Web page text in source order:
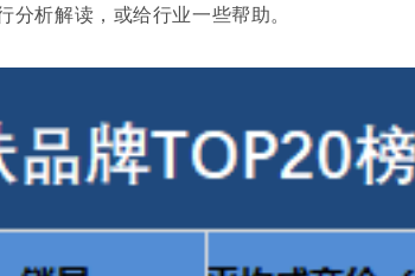
析解读，或给行业一些帮助。